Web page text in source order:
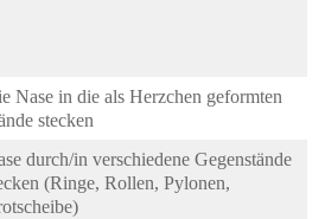
Nase in die als Herzchen geformten
stecken
durch/in verschiedene Gegenstände
(Ringe, Rollen, Pylonen,